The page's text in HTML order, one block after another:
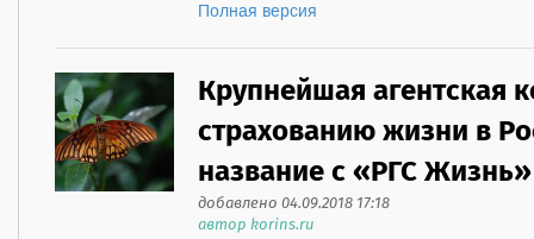
Полная версия
Крупнейшая агентская
страхованию жизни в
название с «РГС
добавлено 04.09.2018 17:18
автор korins.ru